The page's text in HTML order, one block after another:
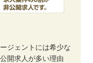
ジェントには希少な
開求人が多い理由